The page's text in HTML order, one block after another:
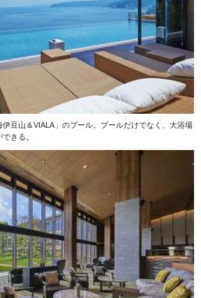
伊豆山＆VIALA」のプール。プールだけでなく、大浴場
きる。